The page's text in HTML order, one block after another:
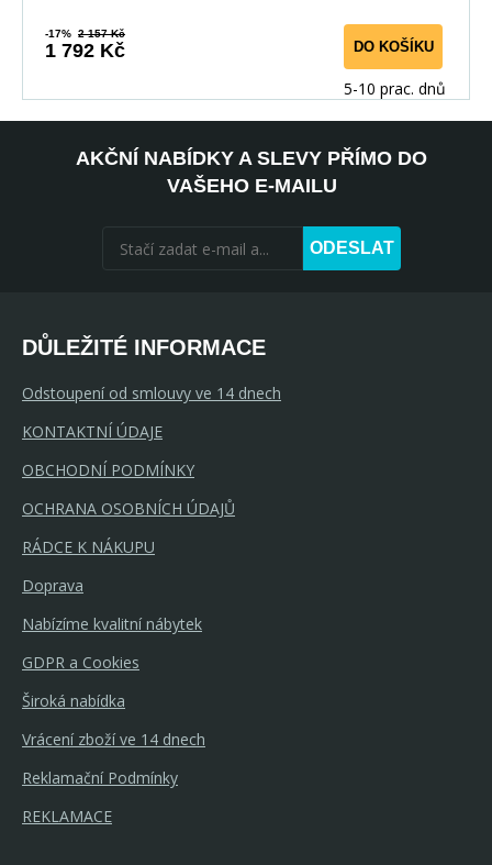
-17% 2 157 Kč
1 792 Kč DO KOŠÍKU
5-10 prac. dnů
AKČNÍ NABÍDKY A SLEVY PŘÍMO DO
VAŠEHO E-MAILU
ODESLAT
DŮLEŽITÉ INFORMACE
Odstoupení od smlouvy ve 14 dnech
KONTAKTNÍ ÚDAJE
OBCHODNÍ PODMÍNKY
OCHRANA OSOBNÍCH ÚDAJŮ
RÁDCE K NÁKUPU
Doprava
Nabízíme kvalitní nábytek
GDPR a Cookies
Široká nabídka
Vrácení zboží ve 14 dnech
Reklamační Podmínky
REKLAMACE